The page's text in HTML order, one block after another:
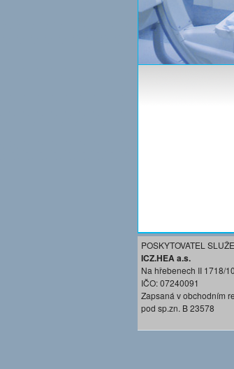
POSKYTOVATEL
ICZ.HEA a.s.
Na hřebenech II 1718/
IČO: 07240091
Zapsaná v obchodním
pod sp.zn. B 23578